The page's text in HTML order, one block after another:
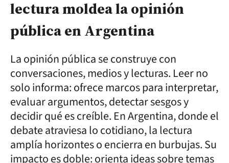
lectura moldea la opinión
pública en Argentina
La opinión pública se construye con
conversaciones, medios y lecturas. Leer no
solo informa: ofrece marcos para interpretar,
evaluar argumentos, detectar sesgos y
decidir qué es creíble. En Argentina, donde el
debate atraviesa lo cotidiano, la lectura
amplía horizontes o encierra en burbujas. Su
impacto es doble: orienta ideas sobre temas